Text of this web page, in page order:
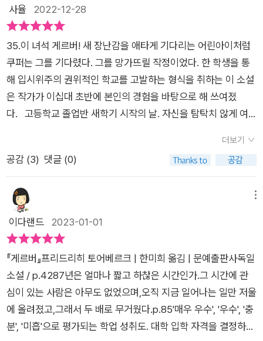
은 사람인 듯한데 나는 무조건 다 맞고 너희들은 다 틀려.. 학교
안에서 왕이자 신으로 군림하며 학생들을 마음대로 조종하려고
하는 사람이라니 반발하는 학생들이 당연히 있지 않았을까?학기
중이 아닌 두 달여의 방학 동안에는 자신만의 제국이 사라져 공허
함을 느낀다는 쿠퍼는 정신병자라는 생각이 들었다. 학생들이 자
신을 쿠퍼신이라 부르는 걸 알면서 은근히 즐기며 좋아하는 그는
권력의 노예였고, 어쩌다 자신과 맞서려고 하는 학생들이 나타나
승리감에 도취되어 더없이 기쁨을 느끼는 히스테릭하고 변태스
러운 교사였다.'나는 네 인생을 넘기고 싶지 않다, 그런 자한
테....''쿠퍼 같은 사람 앞에서 도망치지 않을 거예요!'그런데 또 읽
다 보니 게르버도 영 맘에 들지 않는다. 물론 아직 어리고 철없는
녀석이라 그러겠지 싶은 것도 있지만 이 녀석 노력도 안 하고 모
든 것을 다 얻고자 하는 것이 학창 시절 나를 꼭 닮았다. 읽을수록
사에게 반항하고 싶은데 한 박자 늦는 것도, 소심하게 반항하는
것도, 나는 똑똑한데 왜 몰라주지 하며 혼자서 겉도는 것.... 등등
그래서 나는 게르버가 안쓰럽기도 하고 이해도 되고 여러 가지 감
정이 교차했던 것 같다.졸업시험을 앞둔 아이들이 불안해하고 예
민해지는 모습은 우리나라의 수능을 앞둔 고3 아이들과 비슷하
한 뱀이 그려졌다. 그 뱀은 바로 [게르버] 속의 쿠퍼 교수이다. 스
의 것인 양 남용하고, 결국 그 피해자는 어린 학생들이었다. 살면
서 이런 자들이 얼마나 많은가? 운 좋게 시험에 합격해서 판사,
검사가 되고, 또 누구는 더 큰 권력을 얻게 되어 그 모든 것이 스
스로가 잘난 탓이라고 생각한다. 너도 나처럼 열심히 노력해서 이
렇게 군림하라... 하는 듯 뻔뻔한 사상을 진리라는 듯 들먹인다.
하지만 이상하다. 아무도 저항하지 않는다. 저항해 봤자 인생만
피곤하다고 여기는 듯, 잘못된 세상인데 어느 누구도 잘못이라는
물이 묻은 손만을 열심히 털뿐이다. ​[게르버] 속의 이야기는 결코
1920~30년대의 나치 독일 치하에서 일어난 교육 현실만을 반
영하지는 않는다. 이는 불행하게도 아직도 진행형인 우리의 현실
이다. 얼마 전 고등학교 소녀 두 명이 고층 빌딩 옥상에서 투신해
서 죽은 사건이 있었다. 그 외에도 얼마 전에는 학원에서 학생이
스스로 뛰어내렸고, 이 외에도 알게 모르게 우리 사회에서는 어린
학생들이 스스로 목숨을 던지는 일이 비일비재하다. 그들이 단순
히 약해서 일까? 공부할 머리가 안되는 데 옥죄는 부모, 학교, 사
회 때문일까? 게르버의 선택 속에 가해자는 꼭 쿠퍼 교수 한 명이
사율 2022-12-28
35.이 녀석 게르버! 새 장난감을 애타게 기다리는 어린아이처럼
쿠퍼는 그를 기다렸다. 그를 망가뜨릴 작정이었다. 한 학생을 통
해 입시위주의 권위적인 학교를 고발하는 형식을 취하는 이 소설
은 작가가 이십대 초반에 본인의 경험을 바탕으로 해 쓰여졌
다. 고등학교 졸업반 새학기 시작의 날. 자신을 탐탁치 않게 여
게르버는 긴장한다. 학생들 사이에서 절대적인 신으로 군림하고
자기가 가르치는 학생들을 하찮은 존재라고 여기는, 허영심의 노
지 않는다. 성적이 낮거나 허약한 학생들은 무시하고 아예 '미
흡'으로 정해놓은 뒤 상종조차 하지 않으며, 심지어 혼자 독보적
인 존재가 되고 싶어 학생들의 의복조차 일사불란하게 똑같은 옷
을 불러일으켜 학생들 사이를 반목하게 만들어 자신에게 반기를
들지 못하게끔 한다. 한마디로 학생이란 그의 절대 권력을 확인시
켜주는 도구에 불과했다. 쿠퍼가 특히 학교에서 권위와 권력적
지위를 고집하는 이유는 학교라는 세력권을 벗어나는 순간 자신
은 보통의 존재, 어쩌면 보통의 존재만큼보다 더 관심을 얻지 못
더보기
공감 (3) 댓글 (0)
이다랜드 2023-01-01
『게르버』프리드리히 토어베르크 | 한미희 옮김 | 문예출판사독일
소설 / p.428​​7년은 얼마나 짧고 하찮은 시간인가.그 시간에 관
심이 있는 사람은 아무도 없었으며,오직 지금 일어나는 일만 저울
에 올려졌고,그래서 두 배로 무거웠다.p.85​​'매우 우수', '우수', '충
분', '미흡'으로 평가되는 학업 성취도. 대학 입학 자격을 결정하는